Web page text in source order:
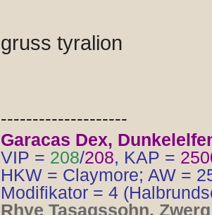
gruss tyralion
--------------------
Garacas Dex,
VIP = 208/208, KAP =
HKW = Claymore; AW =
Modifikator = 4
Rhye Tasagssohn,